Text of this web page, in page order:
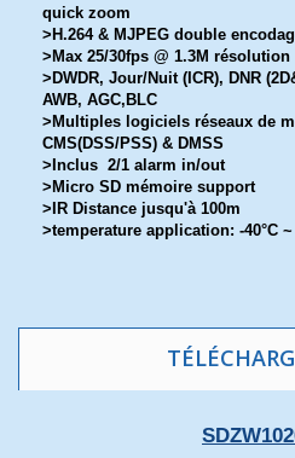
quick zoom
>H.264 & MJPEG double
>Max 25/30fps @ 1.3M résolution
>DWDR, Jour/Nuit (ICR), DNR
AWB, AGC,BLC
>Multiples logiciels réseaux de
CMS(DSS/PSS) & DMSS
>Inclus 2/1 alarm in/out
>Micro SD mémoire support
>IR Distance jusqu'à 100m
>temperature application: -40°C ~